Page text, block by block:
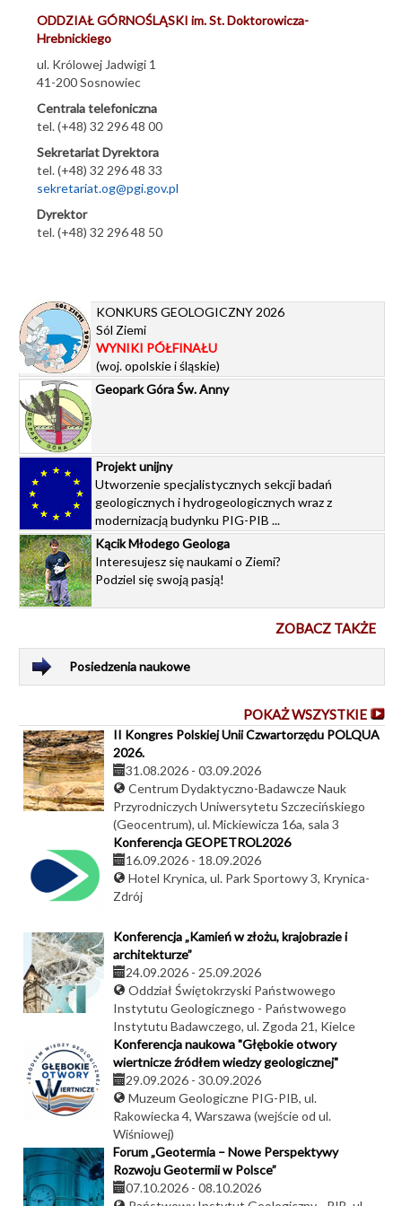
Aktualności
Centralne Archiwum Geologiczne
Biblioteka Geologiczna
Wystawa
Przetargi
Oferty pracy
Wyniki konkursów
Linki
ODDZIAŁ GÓRNOŚLĄSKI im.St. Doktorowicza-
Hrebnickiego
ul. Królowej Jadwigi 1
41-200 Sosnowiec
Centrala telefoniczna
tel. (+48) 32 296 48 00
Sekretariat Dyrektora
tel. (+48) 32 296 48 33
sekretariat.og@pgi.gov.pl
Dyrektor
tel. (+48) 32 296 48 50
KONKURS GEOLOGICZNY 2026
Sól Ziemi
WYNIKI PÓŁFINAŁU
(woj. opolskie i śląskie)
Geopark Góra Św. Anny
Projekt unijny
Utworzenie specjalistycznych sekcji badań
geologicznych i hydrogeologicznych wraz z
modernizacją budynku PIG-PIB ...
Kącik Młodego Geologa
Interesujesz się naukami o Ziemi?
Podziel się swoją pasją!
ZOBACZ TAKŻE
Posiedzenia naukowe
POKAŻ WSZYSTKIE
II Kongres Polskiej Unii Czwartorzędu POLQUA
2026.
31.08.2026- 03.09.2026
Centrum Dydaktyczno-Badawcze Nauk
Przyrodniczych Uniwersytetu Szczecińskiego
(Geocentrum), ul. Mickiewicza 16a, sala 3
Konferencja GEOPETROL2026
16.09.2026- 18.09.2026
Hotel Krynica, ul. Park Sportowy 3, Krynica-
Zdrój
Konferencja „Kamień w złożu, krajobrazie i
architekturze”
24.09.2026- 25.09.2026
Oddział Świętokrzyski Państwowego
Instytutu Geologicznego - Państwowego
Instytutu Badawczego, ul. Zgoda 21, Kielce
Konferencja naukowa "Głębokie otwory
wiertnicze źródłem wiedzy geologicznej"
29.09.2026- 30.09.2026
Muzeum Geologiczne PIG-PIB, ul.
Rakowiecka 4, Warszawa (wejście od ul.
Wiśniowej)
Forum „Geotermia – Nowe Perspektywy
Rozwoju Geotermii w Polsce”
07.10.2026- 08.10.2026